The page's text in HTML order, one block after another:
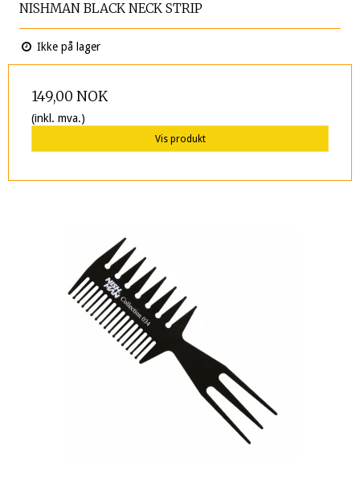
NISHMAN BLACK NECK STRIP
Ikke på lager
149,00 NOK
(inkl. mva.)
Vis produkt